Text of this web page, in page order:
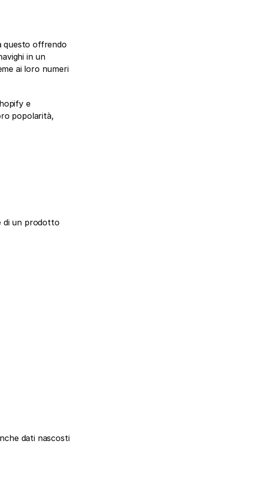
questo offrendo
in un
ai loro numeri
e
popolarità,
di un prodotto
dati nascosti